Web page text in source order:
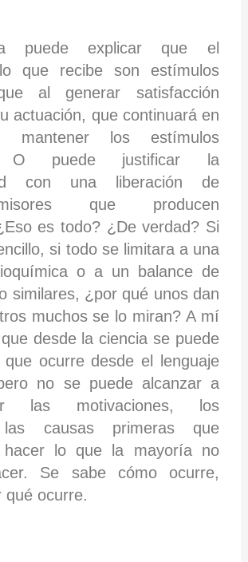
puede explicar que el
que recibe son estímulos
al generar satisfacción
actuación, que continuará en
mantener los estímulos
O puede justificar la
con una liberación de
que producen
es todo? ¿De verdad? Si
si todo se limitara a una
o a un balance de
similares, ¿por qué unos dan
muchos se lo miran? A mí
desde la ciencia se puede
que ocurre desde el lenguaje
no se puede alcanzar a
las motivaciones, los
las causas primeras que
hacer lo que la mayoría no
Se sabe cómo ocurre,
qué ocurre.